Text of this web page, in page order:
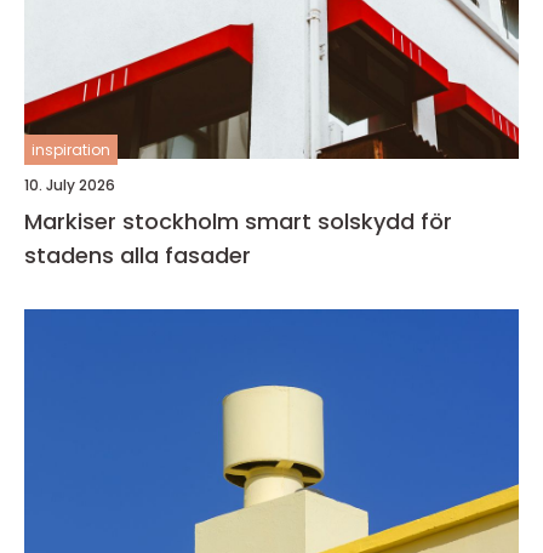
inspiration
10. July 2026
Markiser stockholm smart solskydd för
stadens alla fasader